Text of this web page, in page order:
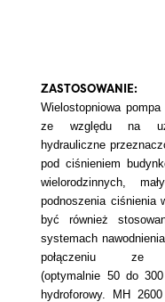
ZASTOSOWANIE:
Wielostopniowa
ze względu na
hydrauliczne
pod ciśnieniem
wielorodzinnych,
podnoszenia ciśnienia
być również
systemach
połączeniu ze
(optymalnie 50 do
hydroforowy. MH